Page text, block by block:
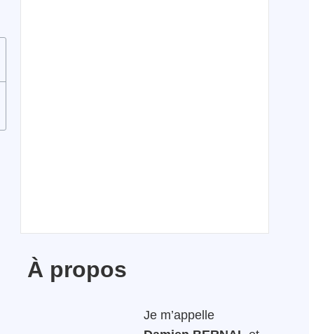
À propos
Je m’appelle